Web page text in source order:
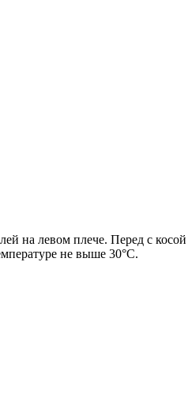
на левом плече. Перед с
не выше 30°С.